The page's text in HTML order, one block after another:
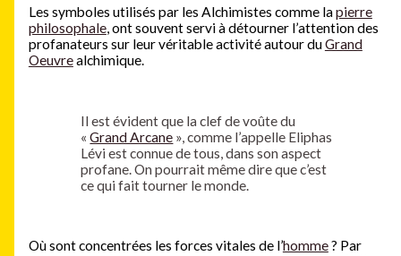
Les symboles utilisés par les Alchimistes comme lapierre
philosophale, ont souvent servi à détourner l’attention des
profanateurs sur leur véritable activité autour duGrand
Oeuvrealchimique.
Il est évident que la clef de voûte du
«Grand Arcane », comme l’appelle Eliphas
Lévi est connue de tous, dans son aspect
profane. On pourrait même dire que c’est
ce qui fait tourner le monde.
Où sont concentrées les forces vitales de l’homme? Par